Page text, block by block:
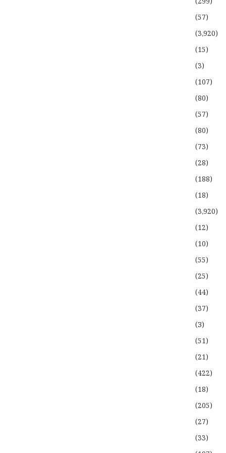
(57)
(3،920)
(15)
(3)
(107)
(80)
(57)
(80)
(73)
(28)
(188)
(18)
(3،920)
(12)
(10)
(55)
(25)
(44)
(37)
(3)
(51)
(21)
(422)
(18)
(205)
(27)
(33)